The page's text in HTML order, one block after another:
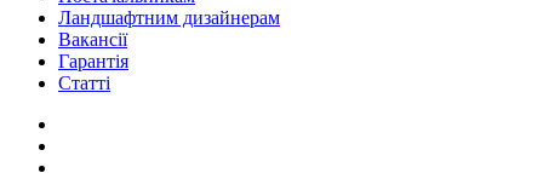
Ландшафтним дизайнерам
Вакансії
Гарантія
Статті